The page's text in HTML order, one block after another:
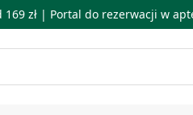
zł | Portal do rezerwacji w